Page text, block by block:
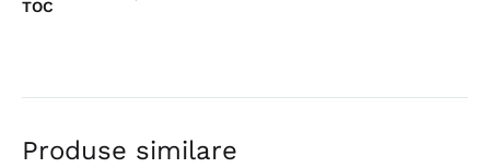
TOC
Produse similare